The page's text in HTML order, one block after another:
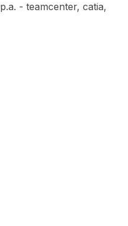
- teamcenter, catia,